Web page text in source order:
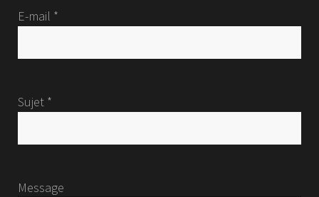
E-mail *
Sujet *
Message